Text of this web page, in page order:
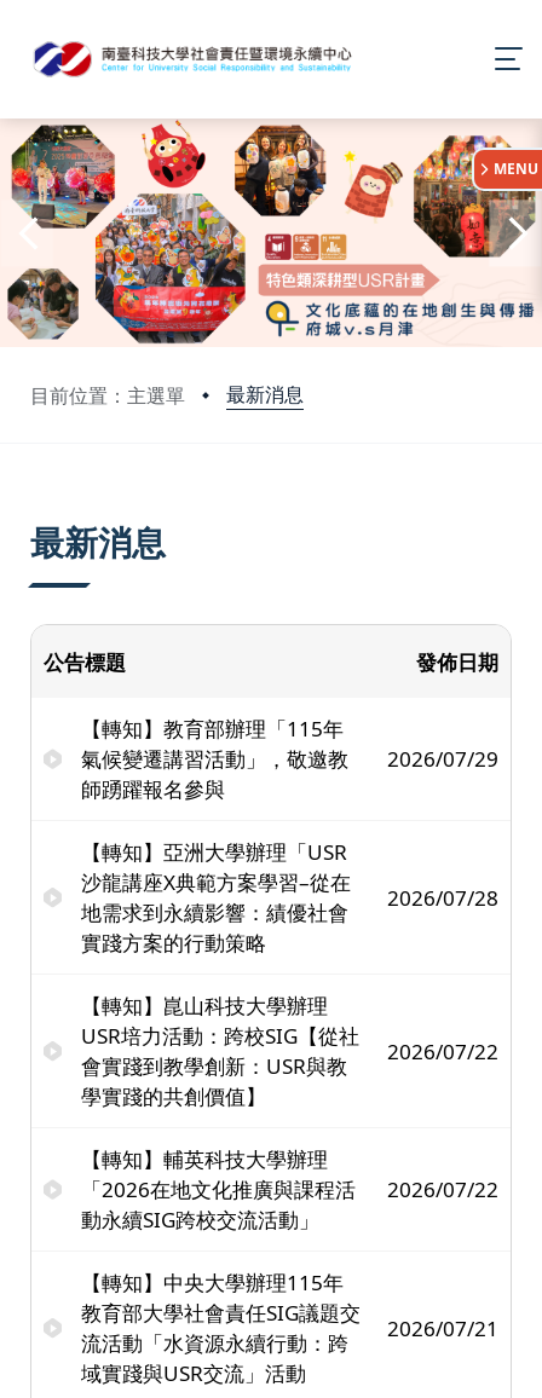
目前位置：主選單 最新消息
:::
MENU
最新消息
公告標題 發佈日期
【轉知】教育部辦理「115年
氣候變遷講習活動」，敬邀教
師踴躍報名參與
2026/07/29
【轉知】亞洲大學辦理「USR
沙龍講座X典範方案學習–從在
地需求到永續影響：績優社會
實踐方案的行動策略
2026/07/28
【轉知】崑山科技大學辦理
USR培力活動：跨校SIG【從社
會實踐到教學創新：USR與教
學實踐的共創價值】
2026/07/22
【轉知】輔英科技大學辦理
「2026在地文化推廣與課程活
動永續SIG跨校交流活動」
2026/07/22
【轉知】中央大學辦理115年
教育部大學社會責任SIG議題交
流活動「水資源永續行動：跨
域實踐與USR交流」活動
2026/07/21